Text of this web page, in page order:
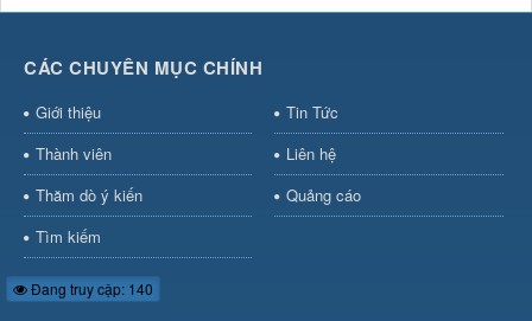
CÁC CHUYÊN MỤC CHÍNH
Giới thiệu
Tin Tức
Thành viên
Liên hệ
Thăm dò ý kiến
Quảng cáo
Tìm kiếm
Đang truy cập: 140